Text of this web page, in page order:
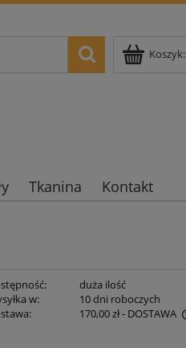
Koszyk:
Tkanina Kontakt
duża ilość
w:
10 dni roboczych
170,00 zł- DOSTAWA